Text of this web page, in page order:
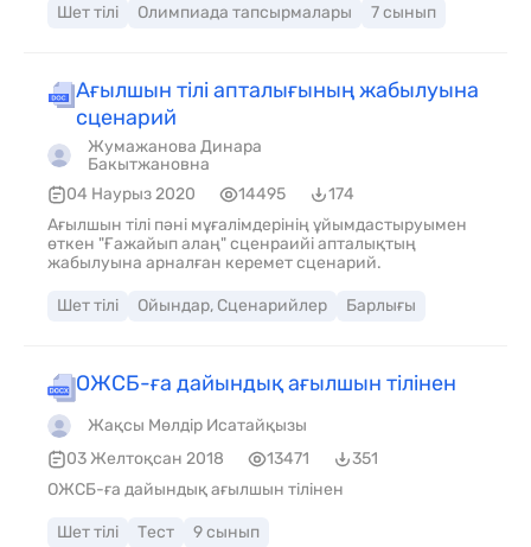
Шет тілі Олимпиада тапсырмалары 7 сынып
Ағылшын тілі апталығының жабылуына
сценарий
Жумажанова Динара
Бакытжановна
04 Наурыз 2020
14495
174
Ағылшын тілі пәні мұғалімдерінің ұйымдастыруымен
өткен "Ғажайып алаң" сценраийі апталықтың
жабылуына арналған керемет сценарий.
Шет тілі Ойындар, Сценарийлер Барлығы
ОЖСБ-ға дайындық ағылшын тілінен
Жақсы Мөлдір Исатайқызы
03 Желтоқсан 2018
13471
351
ОЖСБ-ға дайындық ағылшын тілінен
Шет тілі Тест 9 сынып